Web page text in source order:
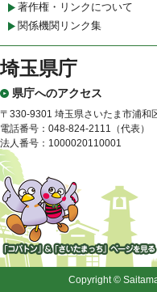
著作権・リンクについて
関係機関リンク集
埼玉県庁
県庁へのアクセス
〒330-9301 埼玉県さいたま市浦和
電話番号：048-824-2111（代表）
法人番号：1000020110001
「コバトン」&「さいたまっ
Copyright ©